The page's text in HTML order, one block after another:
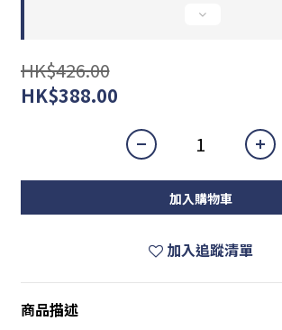
HK$426.00
HK$388.00
加入購物車
加入追蹤清單
商品描述